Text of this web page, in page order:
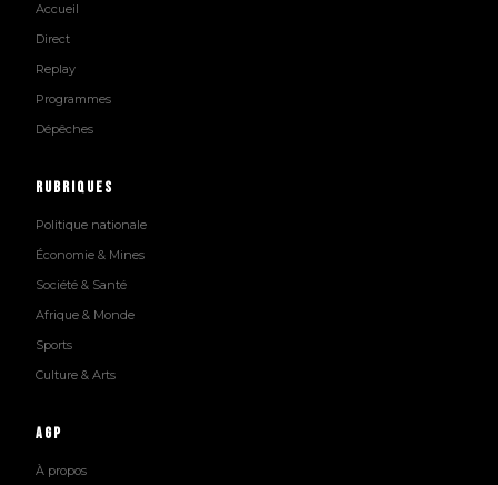
Accueil
Direct
Replay
Programmes
Dépêches
Rubriques
Politique nationale
Économie & Mines
Société & Santé
Afrique & Monde
Sports
Culture & Arts
AGP
À propos